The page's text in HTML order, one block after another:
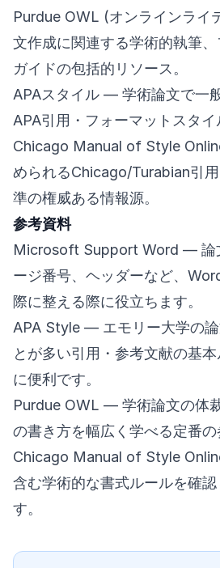
Purdue OWL (オンラインライ
文作成に関連する学術的執筆
ガイドの包括的リソース。
APAスタイル — 学術論文で一
APA引用・フォーマットスタイ
Chicago Manual of Style
められるChicago/Turabian引
準の権威ある情報源。
参考資料
Microsoft Support Word — 論
ージ番号、ヘッダーなど、
際に整える際に役立ちます。
APA Style — エモリー大学の論
とが多い引用・参考文献の基
に便利です。
Purdue OWL — 学術論文の体
の書き方を幅広く学べる定番の
Chicago Manual of Style
含む学術的な書式ルールを確
す。